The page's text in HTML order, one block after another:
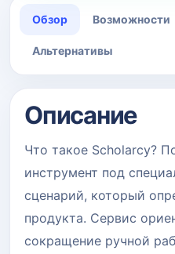
Обзор Возможности
Альтернативы
Описание
Что такое Scholarcy?
инструмент под
сценарий, который
продукта. Сервис
сокращение ручной